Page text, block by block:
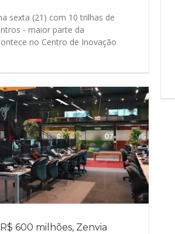
sexta (21) com 10 trilhas de
- maior parte da
no Centro de Inovação
600 milhões, Zenvia